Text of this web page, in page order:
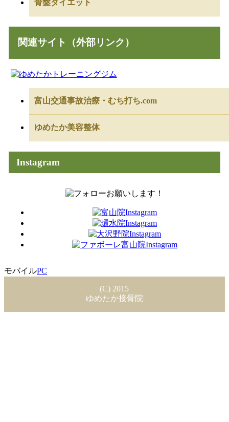
骨盤ダイエット
関連サイト（外部リンク）
富山交通事故治療・むち打ち.com
ゆめたか美容整体
Instagram
モバイルPC
(C) 2015
ゆめたか接骨院